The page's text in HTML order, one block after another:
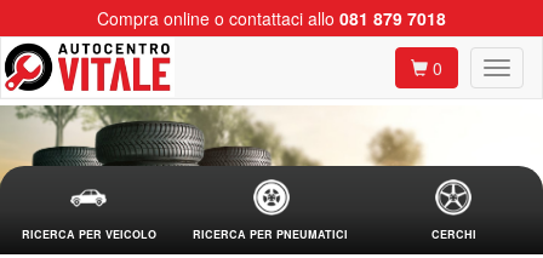
Compra online o contattaci allo 081 879 7018
0
RICERCA PER VEICOLO RICERCA PER PNEUMATICI CERCHI